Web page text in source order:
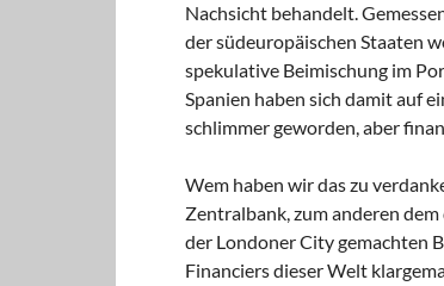
Nachsicht behandelt.
der südeuropäischen Staaten
spekulative Beimischung im
Spanien haben sich damit auf
schlimmer geworden, aber
Wem haben wir das zu
Zentralbank, zum anderen
der Londoner City gemachten
Financiers dieser Welt